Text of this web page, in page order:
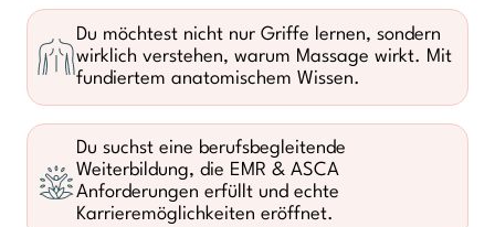
Du möchtest nicht nur Griffe lernen, sondern
wirklich verstehen, warum Massage wirkt. Mit
fundiertem anatomischem Wissen.
Du suchst eine berufsbegleitende
Weiterbildung, die EMR & ASCA
Anforderungen erfüllt und echte
Karrieremöglichkeiten eröffnet.